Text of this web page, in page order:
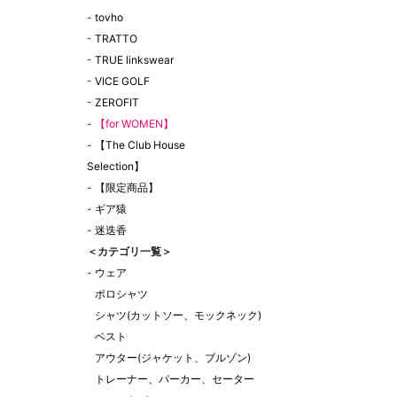
- tovho
- TRATTO
- TRUE linkswear
- VICE GOLF
- ZEROFIT
-
【for WOMEN】
-
【The Club House
Selection】
-
【限定商品】
- ギア猿
- 迷迭香
＜カテゴリ一覧＞
- ウェア
ポロシャツ
シャツ(カットソー、モックネック)
ベスト
アウター(ジャケット、ブルゾン)
トレーナー、パーカー、セーター